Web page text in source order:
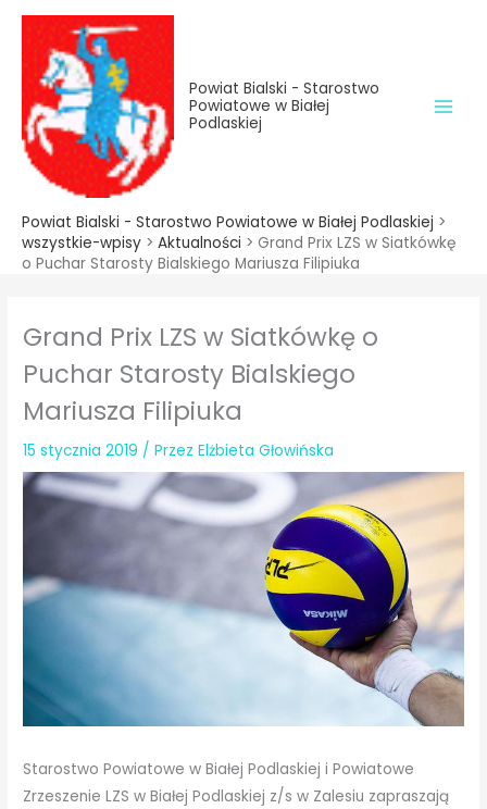
treści
Przejdź
treści
Powiat Bialski - Starostwo
Powiatowe w Białej
Podlaskiej
Powiat Bialski - Starostwo Powiatowe w Białej Podlaskiej >
wszystkie-wpisy > Aktualności > Grand Prix LZS w Siatkówkę
o Puchar Starosty Bialskiego Mariusza Filipiuka
Grand Prix LZS w Siatkówkę o
Puchar Starosty Bialskiego
Mariusza Filipiuka
15 stycznia 2019 / PrzezElżbieta Głowińska
Starostwo Powiatowe w Białej Podlaskiej i Powiatowe
Zrzeszenie LZS w Białej Podlaskiej z/s w Zalesiu zapraszają